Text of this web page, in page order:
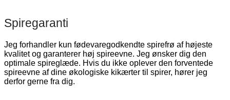
Spiregaranti
Jeg forhandler kun fødevaregodkendte spirefrø af højeste
kvalitet og garanterer høj spireevne. Jeg ønsker dig den
optimale spireglæde. Hvis du ikke oplever den forventede
spireevne af dine økologiske kikærter til spirer, hører jeg
derfor gerne fra dig.